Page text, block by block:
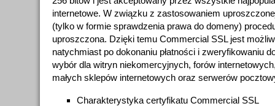
internetowe. W związku z zastosowaniem
(tylko w formie sprawdzenia prawa do domeny)
uproszczona. Dzięki temu Commercial SSL jest
natychmiast po dokonaniu płatności i zweryfikowaniu
wybór dla witryn niekomercyjnych, forów
małych sklepów internetowych oraz serwerów
Charakterystyka certyfikatu Commercial SSL